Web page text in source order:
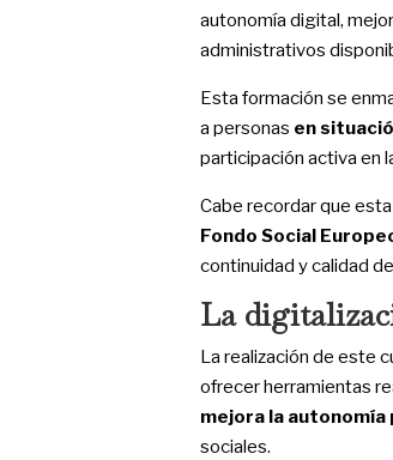
autonomía digital,
administrativos
Esta formación se
a personas en
participación activa en
Cabe recordar que
Fondo Social
continuidad y calidad
La
La realización de este
ofrecer herramientas
mejora la autonomía
sociales.